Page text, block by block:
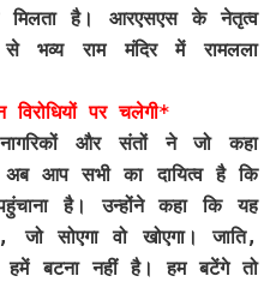
मिलता है। आरएसएस के नेतृत्व
भव्य राम मंदिर में रामलला
पर चलेगी*
और संतों ने जो कहा
आप सभी का दायित्व है कि
है। उन्होंने कहा कि यह
सोएगा वो खोएगा। जाति,
बटना नहीं है। हम बटेंगे तो